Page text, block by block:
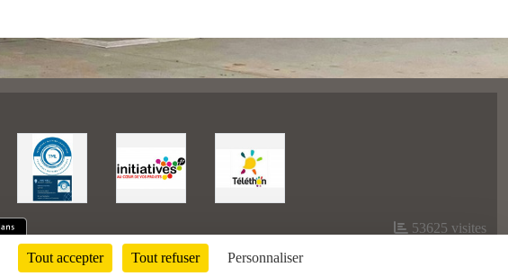
53625 visites
Tout accepter Tout refuser Personnaliser